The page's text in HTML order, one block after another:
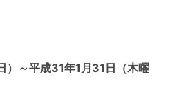
）～平成31年1月31日（木曜